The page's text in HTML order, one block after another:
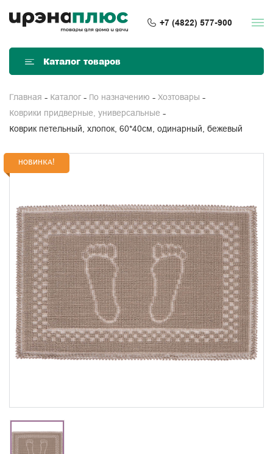
+7 (4822) 577-900
Каталог товаров
Главная Каталог По назначению Хозтовары
Коврики придверные, универсальные
Коврик петельный, хлопок, 60*40см, одинарный, бежевый
НОВИНКА!